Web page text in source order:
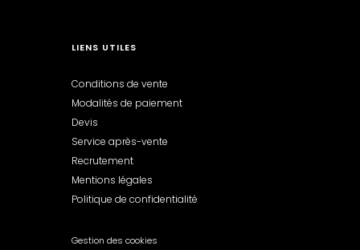
LIENS UTILES
Conditions de vente
Modalités de paiement
Devis
Service après-vente
Recrutement
Mentions légales
Politique de confidentialité
Gestion des cookies